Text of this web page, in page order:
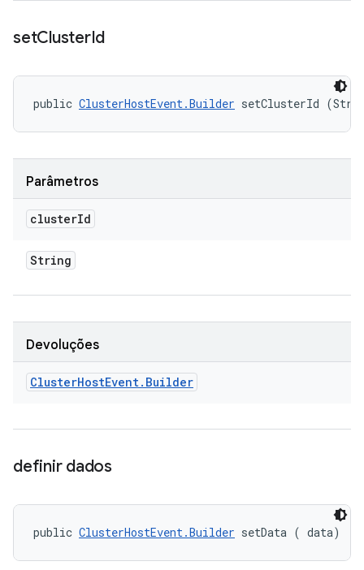
setClusterId
public ClusterHostEvent.Builder setClusterId
Parâmetros
clusterId
String
Devoluções
ClusterHostEvent. Builder
definir dados
public ClusterHostEvent.Builder setData ( data)